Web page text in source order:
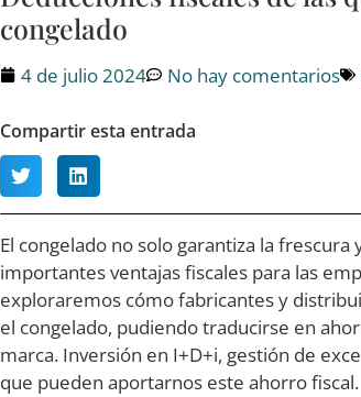
congelado
4 de julio 2024 No hay comentarios
Compartir esta entrada
El congelado no solo garantiza la
importantes ventajas fiscales para las
exploraremos cómo fabricantes y
el congelado, pudiendo traducirse en
marca. Inversión en I+D+i, gestión de
que pueden aportarnos este ahorro fiscal.